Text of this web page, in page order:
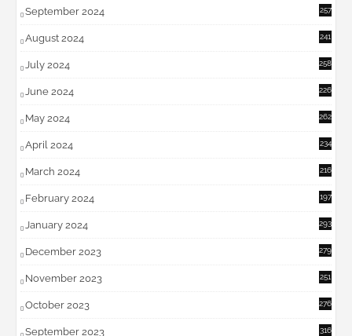
September 2024 257
August 2024 241
July 2024 258
June 2024 226
May 2024 262
April 2024 234
March 2024 216
February 2024 197
January 2024 293
December 2023 279
November 2023 251
October 2023 276
September 2023 316